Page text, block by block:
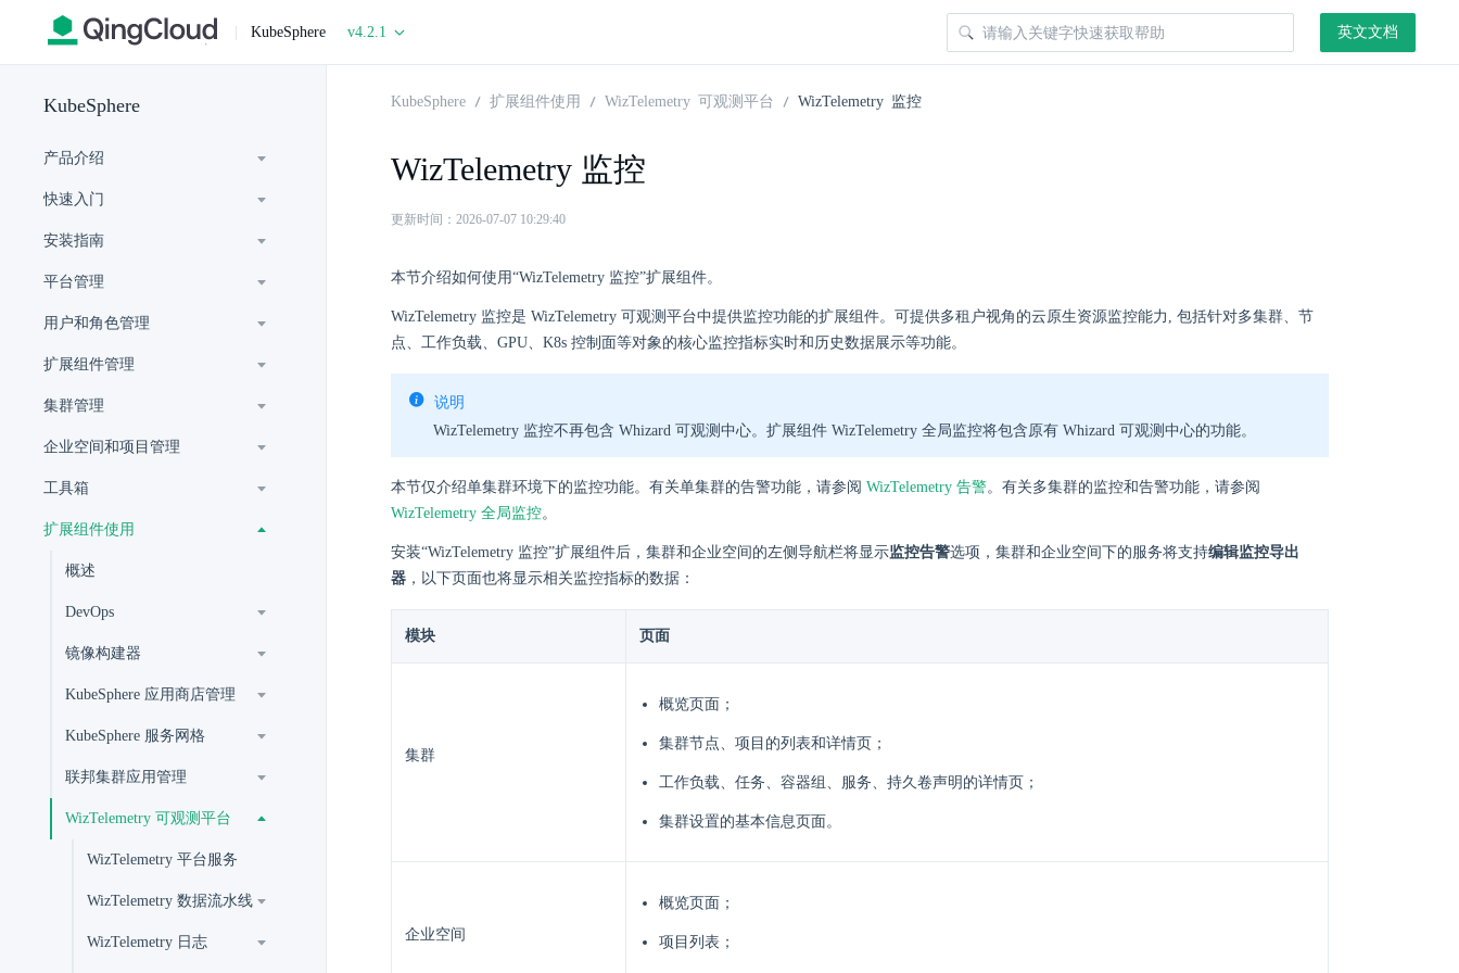
| KubeSphere v4.2.1 英文文档
KubeSphere
产品介绍
快速入门
安装指南
平台管理
用户和角色管理
扩展组件管理
集群管理
企业空间和项目管理
工具箱
扩展组件使用
概述
DevOps
镜像构建器
KubeSphere 应用商店管理
KubeSphere 服务网格
联邦集群应用管理
WizTelemetry 可观测平台
WizTelemetry 平台服务
WizTelemetry 数据流水线
WizTelemetry 日志
KubeSphere 扩展组件使用 WizTelemetry 可观测平台 WizTelemetry 监控
WizTelemetry 监控
更新时间：2026-07-07 10:29:40
本节介绍如何使用“WizTelemetry 监控”扩展组件。
WizTelemetry 监控是 WizTelemetry 可观测平台中提供监控功能的扩展组件。可提供多租户视角的云原生资源监控能力, 包括针对多集群、节
点、工作负载、GPU、K8s 控制面等对象的核心监控指标实时和历史数据展示等功能。
说明
WizTelemetry 监控不再包含 Whizard 可观测中心。扩展组件 WizTelemetry 全局监控将包含原有 Whizard 可观测中心的功能。
本节仅介绍单集群环境下的监控功能。有关单集群的告警功能，请参阅 WizTelemetry 告警。有关多集群的监控和告警功能，请参阅
WizTelemetry 全局监控。
安装“WizTelemetry 监控”扩展组件后，集群和企业空间的左侧导航栏将显示监控告警选项，集群和企业空间下的服务将支持编辑监控导出
器 ，以下页面也将显示相关监控指标的数据：
模块 页面
集群
概览页面；
集群节点、项目的列表和详情页；
工作负载、任务、容器组、服务、持久卷声明的详情页；
集群设置的基本信息页面。
企业空间
概览页面；
项目列表；